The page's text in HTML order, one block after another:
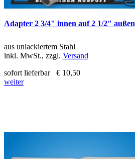
Adapter 2 3/4" innen auf 2 1/2" außen
aus unlackiertem Stahl
inkl. MwSt., zzgl. Versand
sofort lieferbar
€ 10,50
weiter